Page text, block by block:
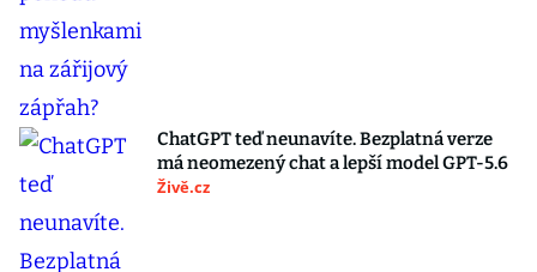
ChatGPT teď neunavíte. Bezplatná verze
má neomezený chat a lepší model GPT-5.6
Živě.cz